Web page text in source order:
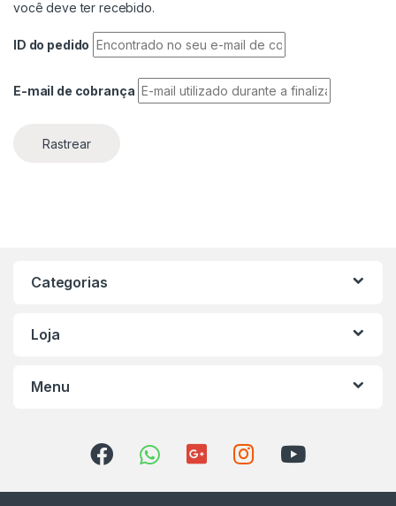
você deve ter recebido.
ID do pedido
E-mail de cobrança
Rastrear
Categorias
Loja
Menu